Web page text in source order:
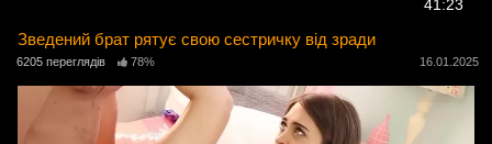
41:23
Зведений брат рятує свою сестричку від зради
6205 переглядів 78% 16.01.2025